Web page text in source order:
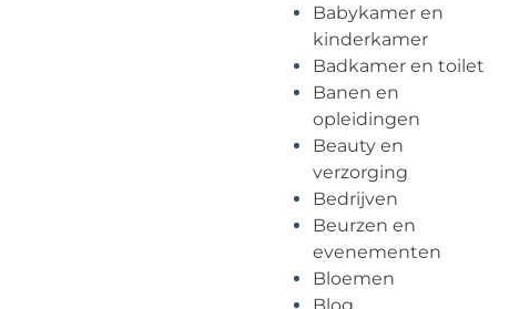
Babykamer en
kinderkamer
Badkamer en toilet
Banen en
opleidingen
Beauty en
verzorging
Bedrijven
Beurzen en
evenementen
Bloemen
Blog